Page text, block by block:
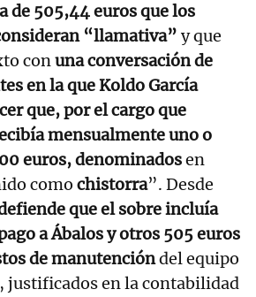
de 505,44 euros que los
“llamativa” y que
conuna conversación de
en la que Koldo García
que, por el cargo que
mensualmente uno o
euros, denominadosen
como chistorra”. Desde
que el sobre incluía
a Ábalos y otros 505 euros
de manutencióndel equipo
justificados en la contabilidad